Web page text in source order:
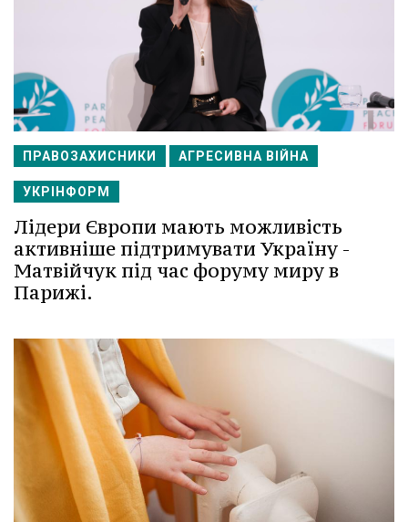
ПРАВОЗАХИСНИКИ АГРЕСИВНА ВІЙНА
УКРІНФОРМ
Лідери Європи мають можливість
активніше підтримувати Україну -
Матвійчук під час форуму миру в
Парижі.